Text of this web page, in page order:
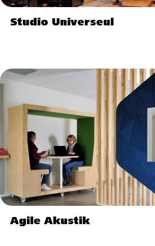
Studio Universeul
Agile Akustik